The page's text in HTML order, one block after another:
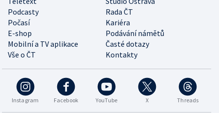
Podcasty
Rada ČT
Počasí
Kariéra
E-shop
Podávání námětů
Mobilní a TV aplikace
Časté dotazy
Vše o ČT
Kontakty
Instagram Facebook YouTube X Threads